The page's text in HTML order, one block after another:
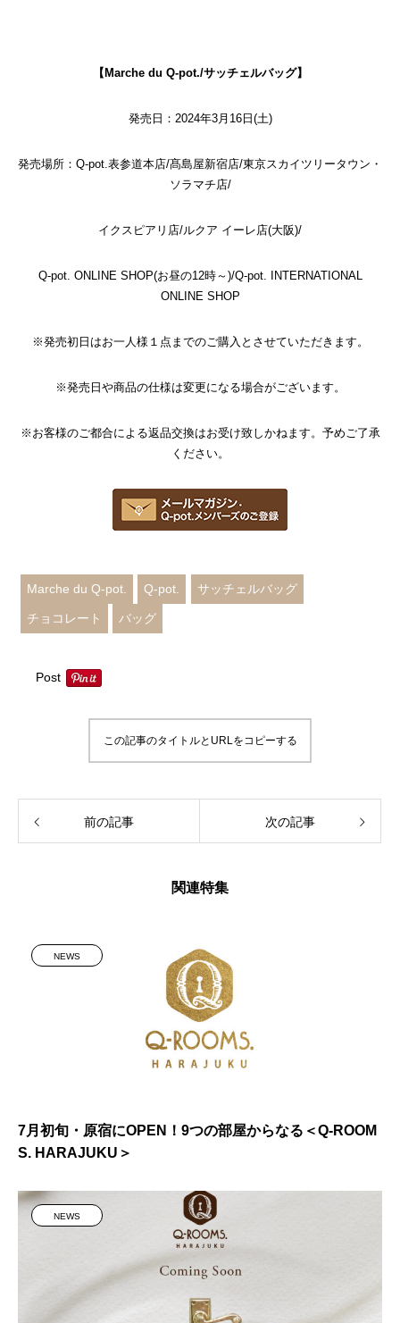
【Marche du Q-pot./サッチェルバッグ】
発売日：2024年3月16日(土)
発売場所： Q-pot.表参道本店/髙島屋新宿店/東京スカイツリータウン・
ソラマチ店/
イクスピアリ店/ルクア イーレ店(大阪)/
Q-pot. ONLINE SHOP(お昼の12時～)/Q-pot. INTERNATIONAL
ONLINE SHOP
※発売初日はお一人様１点までのご購入とさせていただきます。
※発売日や商品の仕様は変更になる場合がございます。
※お客様のご都合による返品交換はお受け致しかねます。予めご了承
ください。
Marche du Q-pot. Q-pot. サッチェルバッグ
チョコレート バッグ
Post
この記事のタイトルとURLをコピーする
前の記事 次の記事
関連特集
NEWS
7月初旬・原宿にOPEN！9つの部屋からなる＜Q-ROOM
S. HARAJUKU＞
NEWS